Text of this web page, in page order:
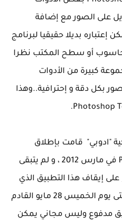
على الصور مع إضافة
إعتباره بديلا حقيقيا لبرنامج
أو سطح المكتب نظرا
كبيرة من الأدوات
بكل دقة و إحترافية..وهذا
"ادوبي" قامت بإطلاق
تطبيق Photoshop Touch في مارس 2012 ، و لم يتبقى
إيقاف هذا التطبيق الذي
يمكن تحميله من الآن و حتى يوم الخميس 28 مايو القادم
مدفوع وليس مجاني يمكن